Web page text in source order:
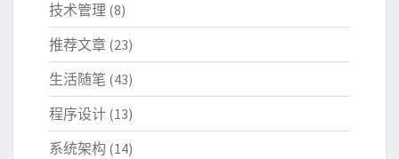
技术管理 (8)
推荐文章 (23)
生活随笔 (43)
程序设计 (13)
系统架构 (14)